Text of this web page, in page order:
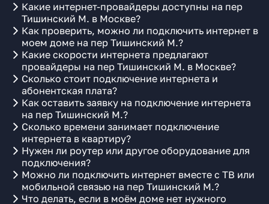
Какие интернет-провайдеры доступны на пер
Тишинский М. в Москве?
Как проверить, можно ли подключить интернет в
моем доме на пер Тишинский М.?
Какие скорости интернета предлагают
провайдеры на пер Тишинский М. в Москве?
Сколько стоит подключение интернета и
абонентская плата?
Как оставить заявку на подключение интернета
на пер Тишинский М.?
Сколько времени занимает подключение
интернета в квартиру?
Нужен ли роутер или другое оборудование для
подключения?
Можно ли подключить интернет вместе с ТВ или
мобильной связью на пер Тишинский М.?
Что делать, если в моём доме нет нужного